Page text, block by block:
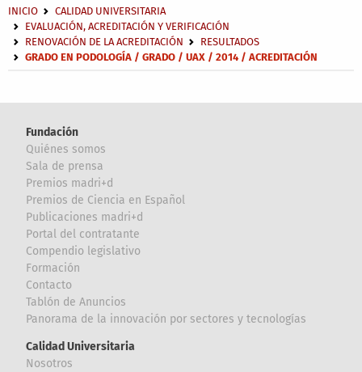
Sobrescribir enlaces de ayuda a la navegación
INICIO
CALIDAD UNIVERSITARIA
EVALUACIÓN, ACREDITACIÓN Y VERIFICACIÓN
RENOVACIÓN DE LA ACREDITACIÓN
RESULTADOS
GRADO EN PODOLOGÍA / GRADO / UAX / 2014 / ACREDITACIÓN
Fundación
Quiénes somos
Sala de prensa
Premios madri+d
Premios de Ciencia en Español
Publicaciones madri+d
Portal del contratante
Compendio legislativo
Formación
Contacto
Tablón de Anuncios
Panorama de la innovación por sectores y tecnologías
Calidad Universitaria
Nosotros